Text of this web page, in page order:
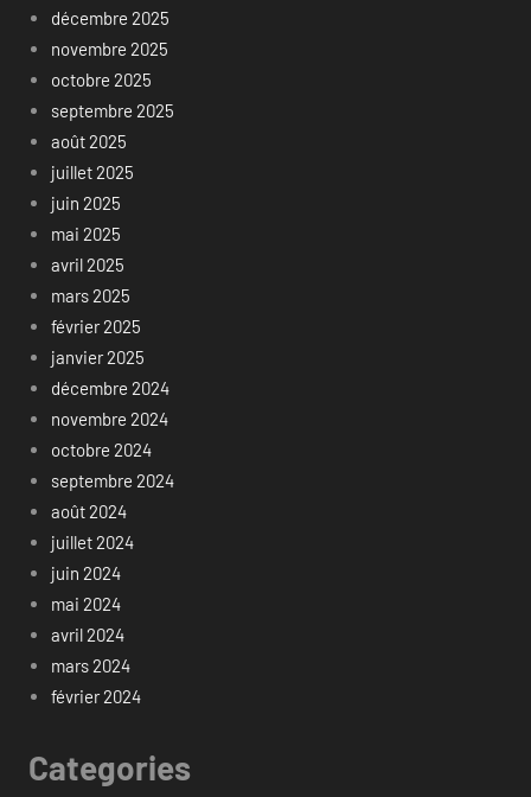
décembre 2025
novembre 2025
octobre 2025
septembre 2025
août 2025
juillet 2025
juin 2025
mai 2025
avril 2025
mars 2025
février 2025
janvier 2025
décembre 2024
novembre 2024
octobre 2024
septembre 2024
août 2024
juillet 2024
juin 2024
mai 2024
avril 2024
mars 2024
février 2024
Categories